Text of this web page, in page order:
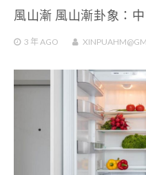
風山漸 風山漸卦象：
3 年 AGO